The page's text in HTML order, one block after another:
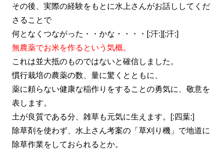
その後、実際の経験をもとに水上さんがお話ししてくだ
さることで
何となくつながった・・かな・・・・[:汗:][:汗:]
無農薬でお米を作るという気概。
これは並大抵のものではないと確信しました。
慣行栽培の農薬の数、量に驚くとともに、
薬に頼らない健康な稲作りをすることの勇気に、敬意を
表します。
土が良質である分、雑草も元気に生えます。[:四葉:]
除草剤を使わず、水上さん考案の「草刈り機」で地道に
除草作業をしておられるとか。